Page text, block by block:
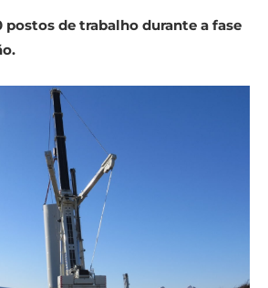
postos de trabalho durante a fase